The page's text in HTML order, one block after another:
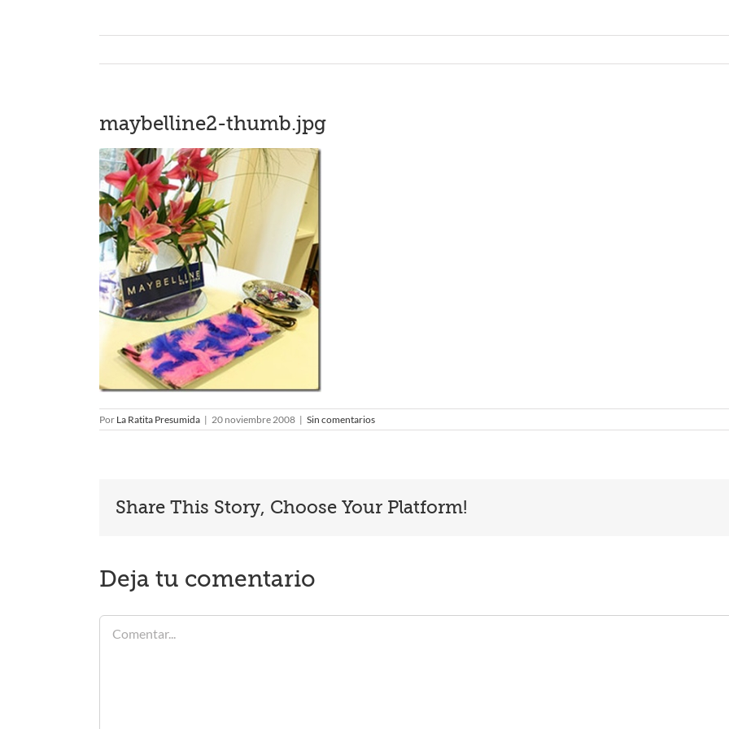
maybelline2-thumb.jpg
Por La Ratita Presumida | 20 noviembre 2008 | Sin comentarios
Share This Story, Choose Your Platform!
Deja tu comentario
Comentar